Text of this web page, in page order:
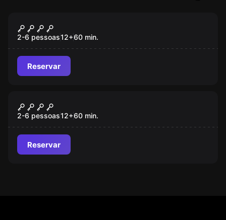
School of Wizards
2-6 pessoas12+60 min.
Reservar
Upside Down
2-6 pessoas12+60 min.
Reservar